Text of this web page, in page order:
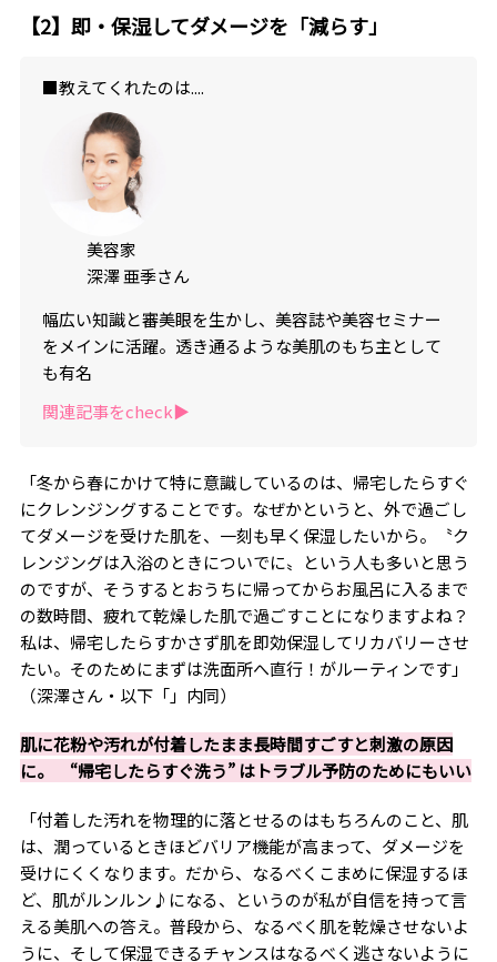
【2】即・保湿してダメージを「減らす」
■教えてくれたのは....
美容家
深澤 亜季さん
幅広い知識と審美眼を生かし、美容誌や美容セミナー
をメインに活躍。透き通るような美肌のもち主として
も有名
関連記事をcheck▶︎
「冬から春にかけて特に意識しているのは、帰宅したらすぐ
にクレンジングすることです。なぜかというと、外で過ごし
てダメージを受けた肌を、一刻も早く保湿したいから。〝ク
レンジングは入浴のときについでに〟という人も多いと思う
のですが、そうするとおうちに帰ってからお風呂に入るまで
の数時間、疲れて乾燥した肌で過ごすことになりますよね？
私は、帰宅したらすかさず肌を即効保湿してリカバリーさせ
たい。そのためにまずは洗面所へ直行！がルーティンです」
（深澤さん・以下「」内同）
肌に花粉や汚れが付着したまま長時間すごすと刺激の原因
に。 “帰宅したらすぐ洗う” はトラブル予防のためにもいい
「付着した汚れを物理的に落とせるのはもちろんのこと、肌
は、潤っているときほどバリア機能が高まって、ダメージを
受けにくくなります。だから、なるべくこまめに保湿するほ
ど、肌がルンルン♪になる、というのが私が自信を持って言
える美肌への答え。普段から、なるべく肌を乾燥させないよ
うに、そして保湿できるチャンスはなるべく逃さないように